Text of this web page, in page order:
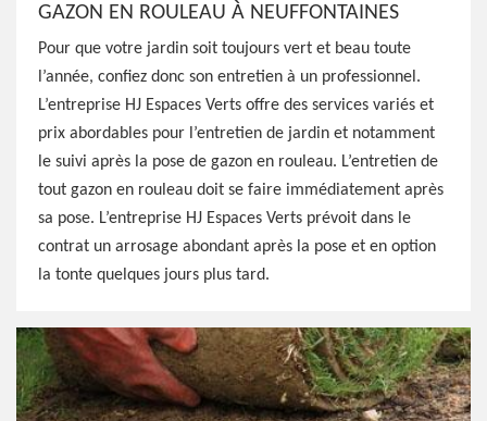
GAZON EN ROULEAU À NEUFFONTAINES
Pour que votre jardin soit toujours vert et beau toute
l’année, confiez donc son entretien à un professionnel.
L’entreprise HJ Espaces Verts offre des services variés et
prix abordables pour l’entretien de jardin et notamment
le suivi après la pose de gazon en rouleau. L’entretien de
tout gazon en rouleau doit se faire immédiatement après
sa pose. L’entreprise HJ Espaces Verts prévoit dans le
contrat un arrosage abondant après la pose et en option
la tonte quelques jours plus tard.